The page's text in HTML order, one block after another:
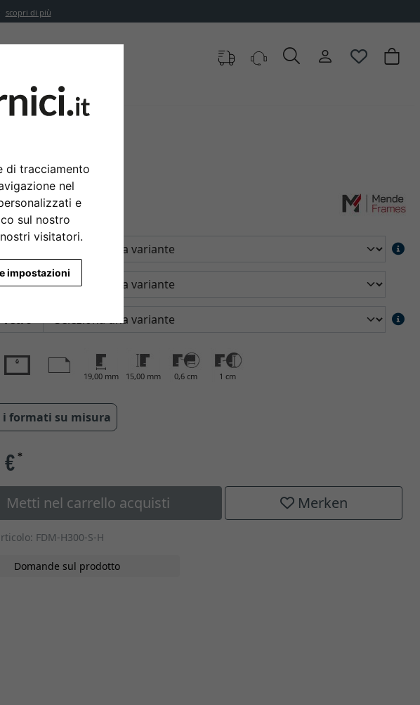
di tracciamento
nel
e
sul nostro
visitatori.
impostazioni
scopri di più
Boti
vetro
19,00 mm 15,00 mm 0,6 cm 1 cm
i formati su misura
€*
Metti nel carrello acquisti Merken
FDM-H300-S-H
Domande sul prodotto